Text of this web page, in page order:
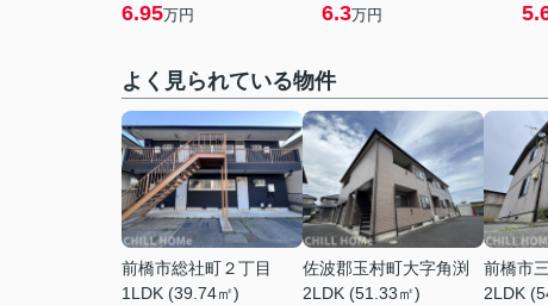
6.95万円 6.3万円
よく見られている物件
前橋市総社町２丁目
1LDK (39.74㎡)
佐波郡玉村町大字角渕
2LDK (51.33㎡)
前橋市
2LDK